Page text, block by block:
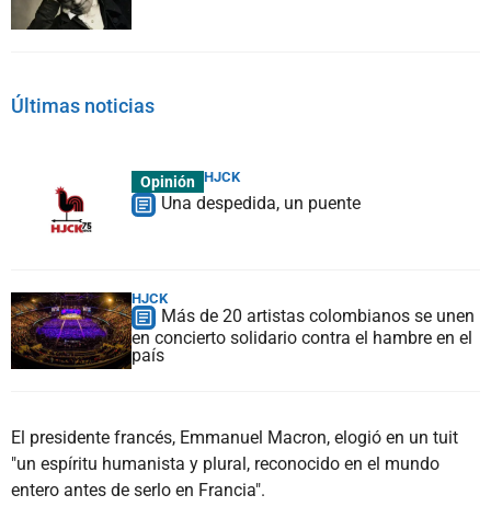
Últimas noticias
Opinión HJCK
Una despedida, un puente
HJCK
Más de 20 artistas colombianos se unen
en concierto solidario contra el hambre en el
país
El presidente francés, Emmanuel Macron, elogió en un tuit
"un espíritu humanista y plural, reconocido en el mundo
entero antes de serlo en Francia".